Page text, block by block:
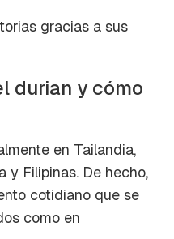
gracias a sus
durian y cómo
en Tailandia,
y Filipinas. De hecho,
cotidiano que se
como en